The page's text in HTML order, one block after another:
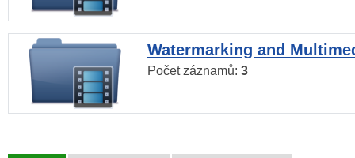
Watermarking and
Počet záznamů: 3